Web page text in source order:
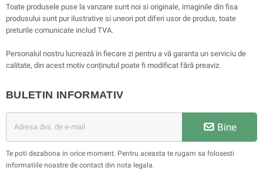
Toate produsele puse la vanzare sunt noi si originale, imaginile din fisa
produsului sunt pur ilustrative si uneori pot diferi usor de produs, toate
preturile comunicate includ TVA.
Personalul nostru lucrează în fiecare zi pentru a vă garanta un serviciu de
calitate, din acest motiv conținutul poate fi modificat fără preaviz.
BULETIN INFORMATIV
Bine
Te poti dezabona in orice moment. Pentru aceasta te rugam sa folosesti
informatiile noastre de contact din nota legala.